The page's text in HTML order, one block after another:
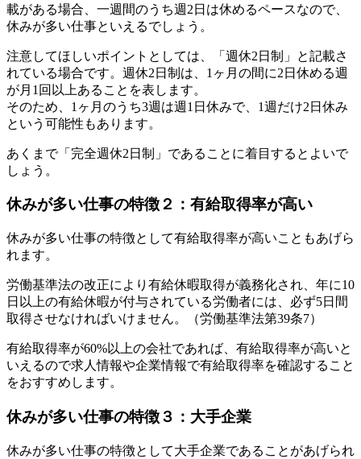
載がある場合、一週間のうち週2日は休めるペースなので、
休みが多い仕事といえるでしょう。
注意してほしいポイントとしては、「週休2日制」と記載さ
れている場合です。週休2日制は、1ヶ月の間に2日休める週
が月1回以上あることを表します。
そのため、1ヶ月のうち3週は週1日休みで、1週だけ2日休み
という可能性もあります。
あくまで「完全週休2日制」であることに着目するとよいで
しょう。
休みが多い仕事の特徴２：有給取得率が高い
休みが多い仕事の特徴として有給取得率が高いこともあげら
れます。
労働基準法の改正により有給休暇取得が義務化され、年に10
日以上の有給休暇が付与されている労働者には、必ず5日間
取得させなければいけません。（労働基準法第39条7）
有給取得率が60%以上の会社であれば、有給取得率が高いと
いえるので求人情報や企業情報で有給取得率を確認すること
をおすすめします。
休みが多い仕事の特徴３：大手企業
休みが多い仕事の特徴として大手企業であることがあげられ